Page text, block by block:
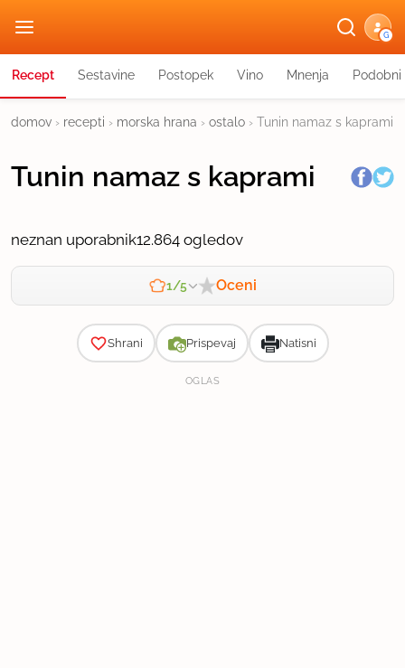
G
Recept Sestavine Postopek Vino Mnenja
domov › recepti › morska hrana › ostalo › Tunin namaz s kaprami
Tunin namaz s kaprami
neznan uporabnik12.864 ogledov
1/5 Oceni
Shrani Prispevaj Natisni
OGLAS